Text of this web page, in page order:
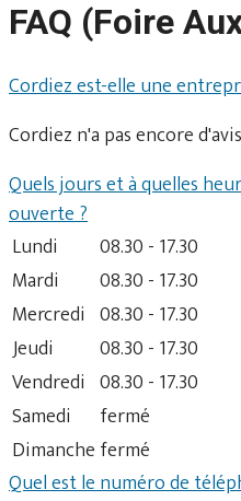
FAQ (Foire
Cordiez est-elle une
Cordiez n'a pas encore
Quels jours et à quelles
ouverte ?
Lundi
08.30 - 17.30
Mardi
08.30 - 17.30
Mercredi 08.30 - 17.30
Jeudi
08.30 - 17.30
Vendredi 08.30 - 17.30
Samedi
fermé
Dimanche fermé
Quel est le numéro de